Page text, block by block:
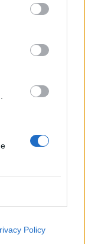
Policy
út